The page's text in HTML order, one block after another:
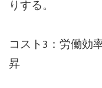
りする。
コスト3：労働効
昇